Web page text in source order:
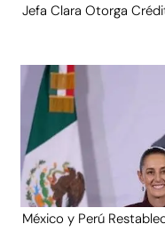
Jefa Clara Otorga
México y Perú